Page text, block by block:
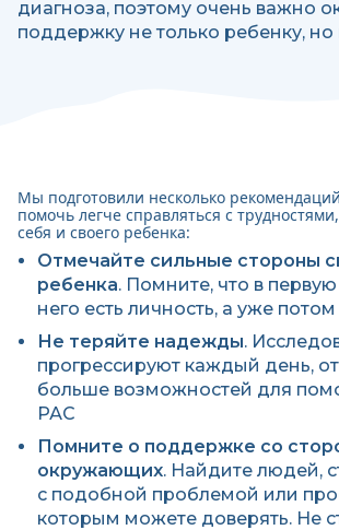
диагноза, поэтому очень важно
поддержку не только ребенку,
Мы подготовили несколько
помочь легче справляться с
себя и своего ребенка:
Отмечайте сильные стороны
ребенка. Помните, что в
него есть личность, а уже
Не теряйте надежды.
прогрессируют каждый день,
больше возможностей для
РАС
Помните о поддержке со
окружающих. Найдите людей,
с подобной проблемой или
которым можете доверять. Не